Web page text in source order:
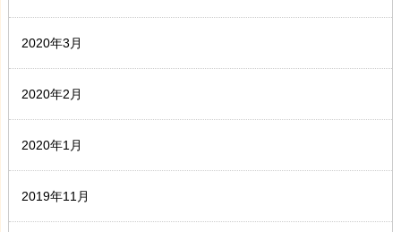
2020年3月
2020年2月
2020年1月
2019年11月